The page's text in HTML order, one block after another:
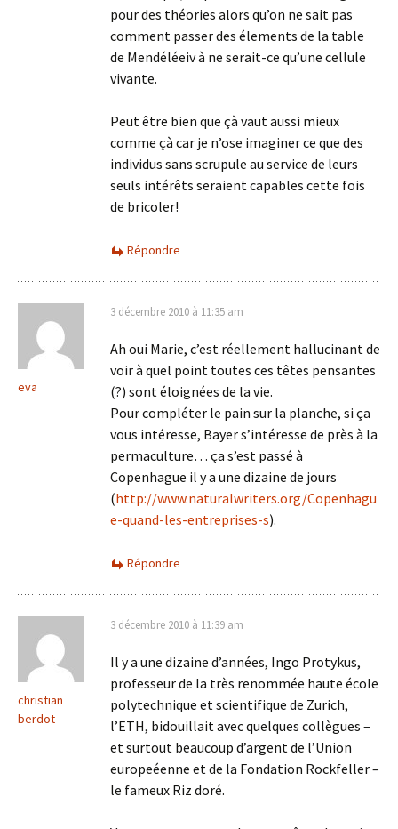
pour des théories alors qu’on ne sait pas
comment passer des élements de la table
de Mendéléeiv à ne serait-ce qu’une cellule
vivante.
Peut être bien que çà vaut aussi mieux
comme çà car je n’ose imaginer ce que des
individus sans scrupule au service de leurs
seuls intérêts seraient capables cette fois
de bricoler!
Répondre
eva
3 décembre 2010 à 11:35 am
Ah oui Marie, c’est réellement hallucinant de
voir à quel point toutes ces têtes pensantes
(?) sont éloignées de la vie.
Pour compléter le pain sur la planche, si ça
vous intéresse, Bayer s’intéresse de près à la
permaculture… ça s’est passé à
Copenhague il y a une dizaine de jours
(http://www.naturalwriters.org/Copenhagu
e-quand-les-entreprises-s).
Répondre
christian
berdot
3 décembre 2010 à 11:39 am
Il y a une dizaine d’années, Ingo Protykus,
professeur de la très renommée haute école
polytechnique et scientifique de Zurich,
l’ETH, bidouillait avec quelques collègues –
et surtout beaucoup d’argent de l’Union
europeéenne et de la Fondation Rockfeller –
le fameux Riz doré.